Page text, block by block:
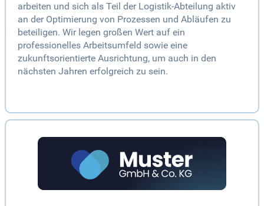
arbeiten und sich als Teil der Logistik-Abteilung aktiv
an der Optimierung von Prozessen und Abläufen zu
beteiligen. Wir legen großen Wert auf ein
professionelles Arbeitsumfeld sowie eine
zukunftsorientierte Ausrichtung, um auch in den
nächsten Jahren erfolgreich zu sein.